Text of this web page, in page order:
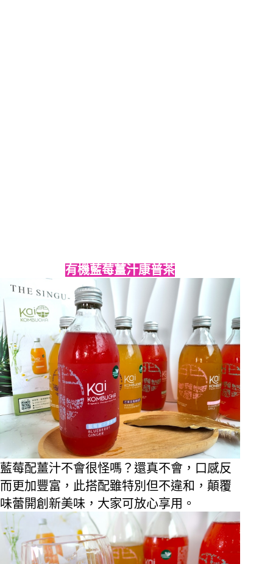
有機藍莓薑汁康普茶
藍莓配薑汁不會很怪嗎？還真不會，口感反
而更加豐富，此搭配雖特別但不違和，顛覆
味蕾開創新美味，大家可放心享用。